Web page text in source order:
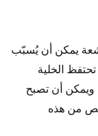
يمكن أن يُسبّب
الخلية
ويمكن أن تصبح
من هذه